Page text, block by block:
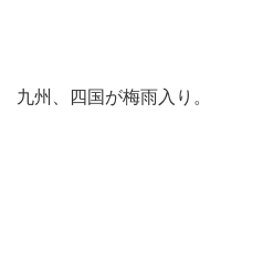
九州、四国が梅雨入り。